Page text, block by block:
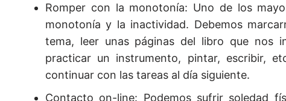
Romper con la monotonía: Uno de los
monotonía y la inactividad. Debemos
tema, leer unas páginas del libro que nos
practicar un instrumento, pintar, escribir,
continuar con las tareas al día siguiente.
Contacto on-line: Podemos sufrir soledad